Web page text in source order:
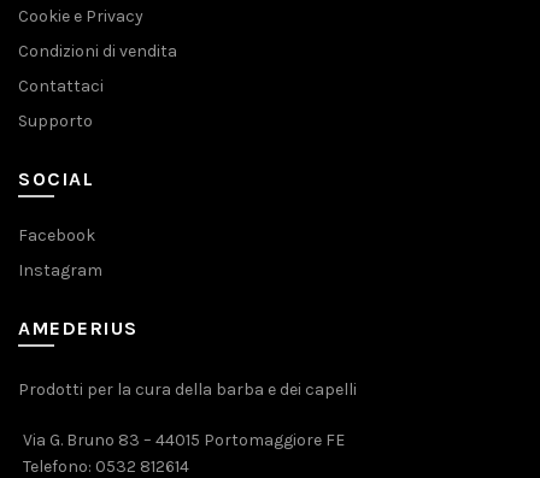
Cookie e Privacy
Condizioni di vendita
Contattaci
Supporto
SOCIAL
Facebook
Instagram
AMEDERIUS
Prodotti per la cura della barba e dei capelli
Via G. Bruno 83 – 44015 Portomaggiore FE
Telefono: 0532 812614